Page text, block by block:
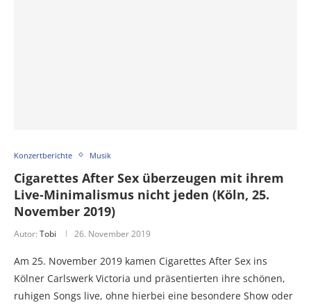
Konzertberichte Musik
Cigarettes After Sex überzeugen mit ihrem
Live-Minimalismus nicht jeden (Köln, 25.
November 2019)
Autor: Tobi 26. November 2019
Am 25. November 2019 kamen Cigarettes After Sex ins
Kölner Carlswerk Victoria und präsentierten ihre schönen,
ruhigen Songs live, ohne hierbei eine besondere Show oder